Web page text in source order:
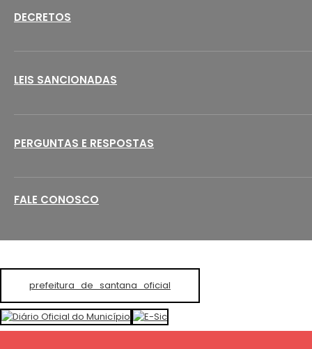
DECRETOS
LEIS SANCIONADAS
PERGUNTAS E RESPOSTAS
FALE CONOSCO
prefeitura_de_santana_oficial